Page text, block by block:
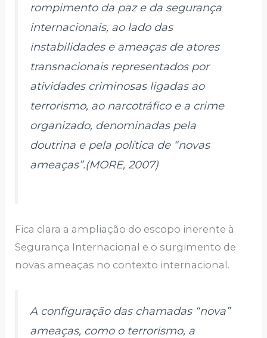
rompimento da paz e da segurança
internacionais, ao lado das
instabilidades e ameaças de atores
transnacionais representados por
atividades criminosas ligadas ao
terrorismo, ao narcotráfico e a crime
organizado, denominadas pela
doutrina e pela política de “novas
ameaças”.(MORE, 2007)
Fica clara a ampliação do escopo inerente à
Segurança Internacional e o surgimento de
novas ameaças no contexto internacional.
A configuração das chamadas “nova”
ameaças, como o terrorismo, a